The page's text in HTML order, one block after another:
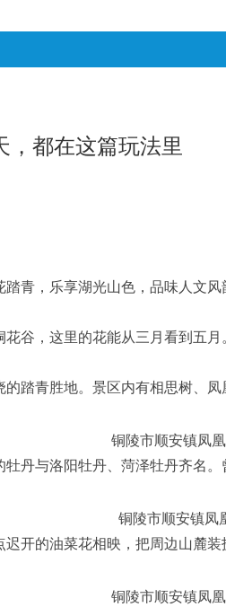
都在这篇玩法里
青，乐享湖光山色，品味人文
谷，这里的花能从三月看到五月。
踏青胜地。景区内有相思树、
铜陵市顺安镇凤
丹与洛阳牡丹、菏泽牡丹齐名
铜陵市顺安镇凤
开的油菜花相映，把周边山麓装
铜陵市顺安镇凤